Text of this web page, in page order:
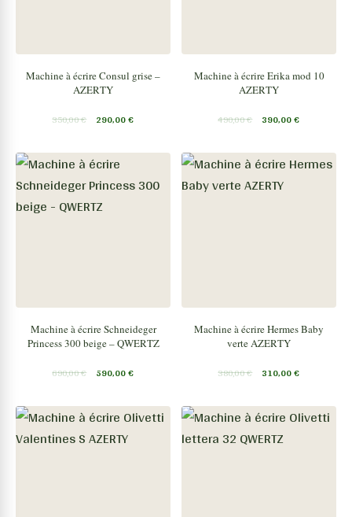
Machine à écrire Consul grise –
AZERTY
350,00€ 290,00€
Machine à écrire Erika mod 10
AZERTY
490,00€ 390,00€
Machine à écrire Schneideger
Princess 300 beige – QWERTZ
690,00€ 590,00€
Machine à écrire Hermes Baby
verte AZERTY
380,00€ 310,00€